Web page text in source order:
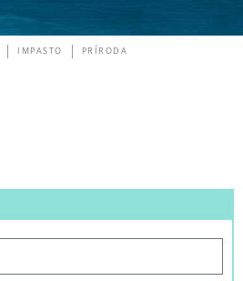
IMPASTO PRÍRODA